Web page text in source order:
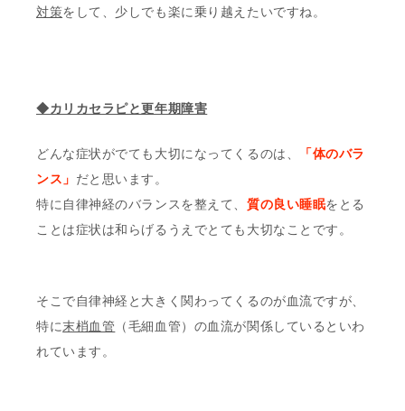
対策をして、少しでも楽に乗り越えたいですね。
◆カリカセラピと更年期障害
どんな症状がでても大切になってくるのは、
「体のバラ
ンス」 だと思います。
特に自律神経のバランスを整えて、 質の良い睡眠をとる
ことは症状は和らげるうえでとても大切なことです。
そこで自律神経と大きく関わってくるのが血流ですが、
特に末梢血管 （毛細血管）の血流が関係しているといわ
れています。